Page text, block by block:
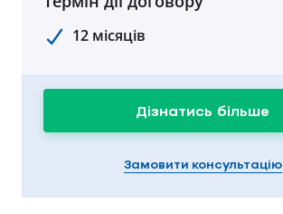
12 місяців
Замовити консультацію
Дізнатись більше